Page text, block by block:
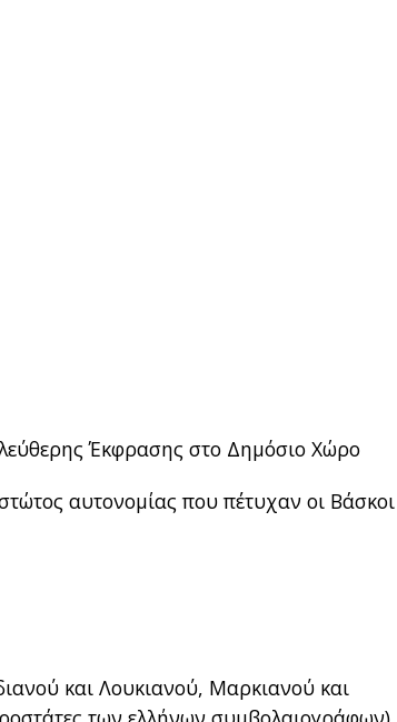
Έκφρασης στο Δημόσιο Χώρο
αυτονομίας που πέτυχαν οι
και Λουκιανού, Μαρκιανού και